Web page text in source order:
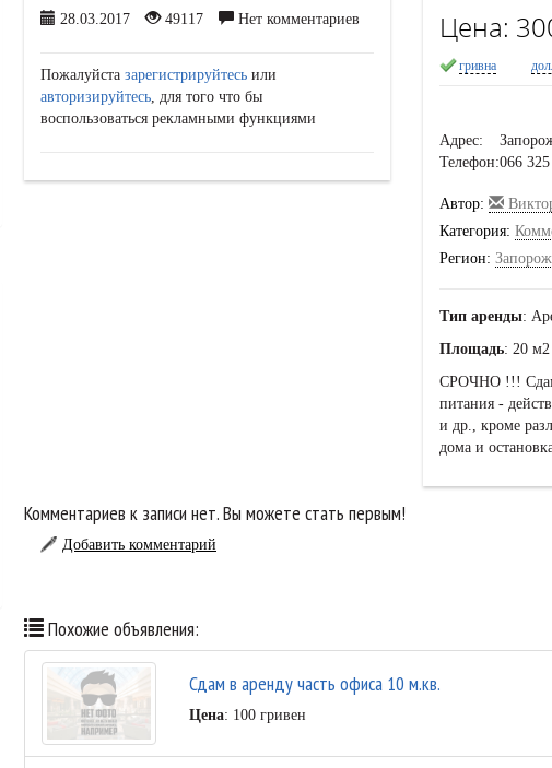
28.03.2017 49117 Нет комментариев
Пожалуйста зарегистрируйтесь или
авторизируйтесь , для того что бы
воспользоваться рекламными функциями
Цена:
гривна
Адрес:
Телефон:066
Автор:
Категория:
Регион:
Тип аренды:
Площадь: 20 м2
СРОЧНО !!! Сдам
питания -
и др., кроме
дома и
Комментариев к записи нет. Вы можете стать первым!
Добавить комментарий
Похожие объявления:
Сдам в аренду часть офиса 10 м.кв.
Цена: 100 гривен